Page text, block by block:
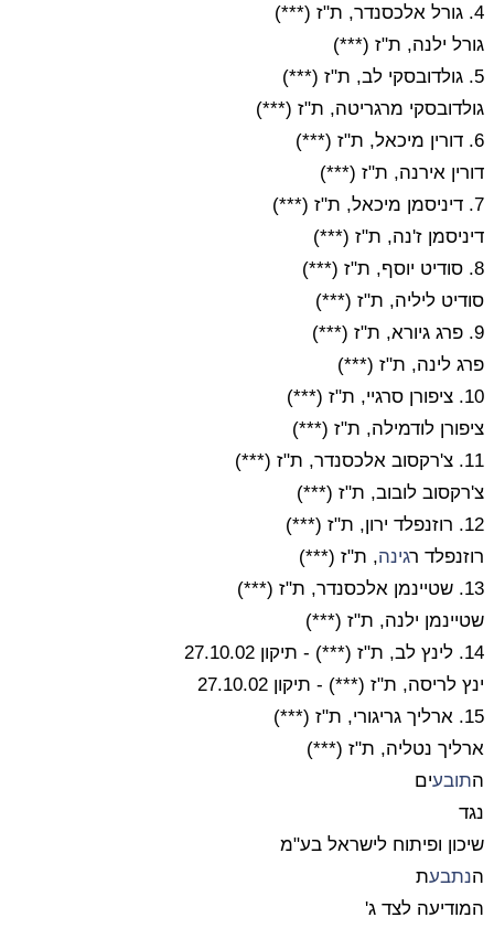
4. גורל אלכסנדר, ת"ז
(***)
גורל ילנה, ת"ז (***)
5. גולדובסקי לב, ת"ז
(***)
גולדובסקי מרגריטה, ת"ז (***)
6. דורין מיכאל, ת"ז
(***)
דורין אירנה, ת"ז (***)
7. דיניסמן מיכאל, ת"ז
(***)
דיניסמן ז'נה, ת"ז (***)
8. סודיט יוסף, ת"ז
(***)
סודיט ליליה, ת"ז (***)
9. פרג גיורא, ת"ז
(***)
פרג לינה, ת"ז (***)
10. ציפורן סרגיי, ת"ז
(***)
ציפורן לודמילה, ת"ז (***)
11. צ'רקסוב אלכסנדר, ת"ז
(***)
צ'רקסוב לובוב, ת"ז (***)
12. רוזנפלד ירון, ת"ז
(***)
רוזנפלד רגינה, ת"ז (***)
13. שטיינמן אלכסנדר, ת"ז
(***)
שטיינמן ילנה, ת"ז (***)
14. לינץ לב, ת"ז
(***) - תיקון 27.10.02
ינץ לריסה, ת"ז (***) - תיקון 27.10.02
15. ארליך גריגורי, ת"ז
(***)
ארליך נטליה, ת"ז (***)
התובעים
נגד
שיכון ופיתוח לישראל בע"מ
הנתבעת
המודיעה לצד ג'